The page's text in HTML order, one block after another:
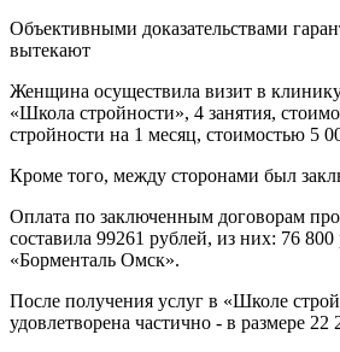
Объективными доказательствами
вытекают
Женщина осуществила визит в
«Школа стройности», 4 занятия,
стройности на 1 месяц, стоимостью 5
Кроме того, между сторонами был
Оплата по заключенным договорам
составила 99261 рублей, из них: 76
«Борменталь Омск».
После получения услуг в «Школе
удовлетворена частично - в размере 22